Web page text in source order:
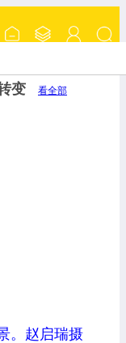
变 看全部
。赵启瑞摄